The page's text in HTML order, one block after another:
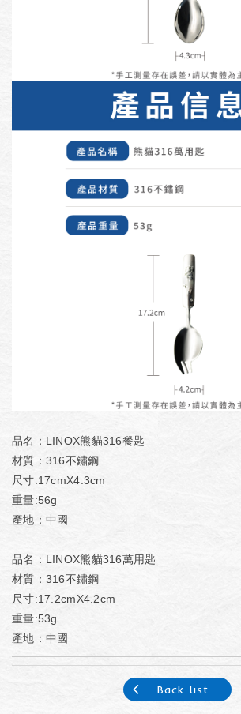
品名：LINOX熊貓316餐匙
材質：316不鏽鋼
尺寸:17cmX4.3cm
重量:56g
產地：中國
品名：LINOX熊貓316萬用匙
材質：316不鏽鋼
尺寸:17.2cmX4.2cm
重量:53g
產地：中國
Back list